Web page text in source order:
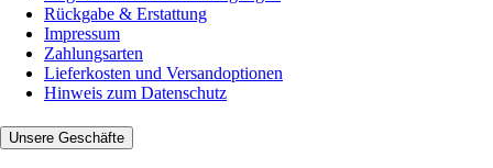
Rückgabe & Erstattung
Impressum
Zahlungsarten
Lieferkosten und Versandoptionen
Hinweis zum Datenschutz
Unsere Geschäfte